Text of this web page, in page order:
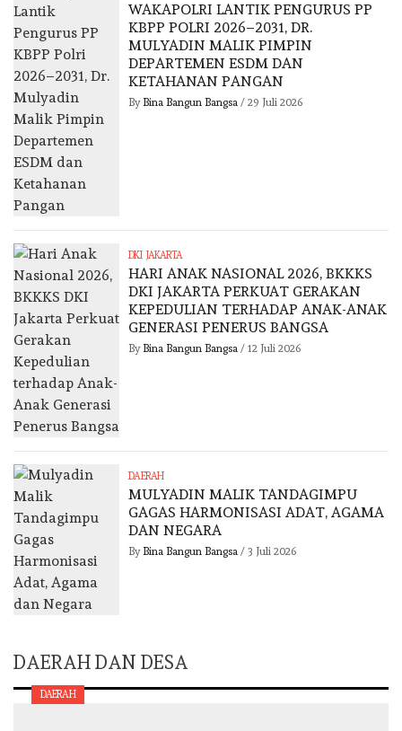
WAKAPOLRI LANTIK PENGURUS PP
KBPP POLRI 2026–2031, DR.
MULYADIN MALIK PIMPIN
DEPARTEMEN ESDM DAN
KETAHANAN PANGAN
By Bina Bangun Bangsa/ 29 Juli 2026
DKI JAKARTA
HARI ANAK NASIONAL 2026, BKKKS
DKI JAKARTA PERKUAT GERAKAN
KEPEDULIAN TERHADAP ANAK-ANAK
GENERASI PENERUS BANGSA
By Bina Bangun Bangsa/ 12 Juli 2026
DAERAH
MULYADIN MALIK TANDAGIMPU
GAGAS HARMONISASI ADAT, AGAMA
DAN NEGARA
By Bina Bangun Bangsa/ 3 Juli 2026
DAERAH DAN DESA
DAERAH